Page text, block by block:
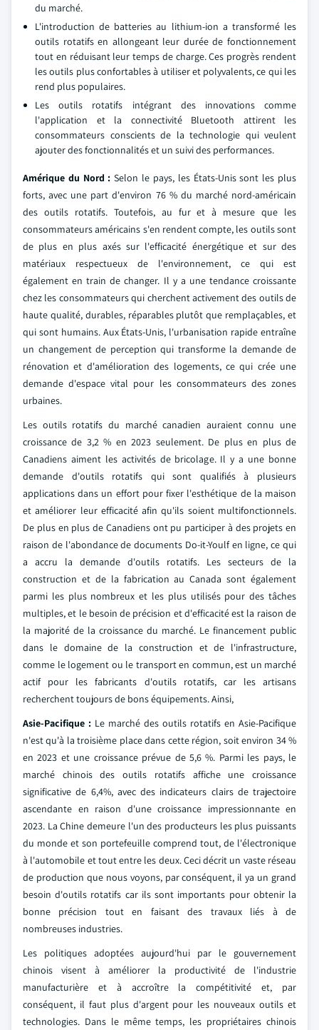
du marché.
L'introduction de batteries au lithium-ion a transformé les
outils rotatifs en allongeant leur durée de fonctionnement
tout en réduisant leur temps de charge. Ces progrès rendent
les outils plus confortables à utiliser et polyvalents, ce qui les
rend plus populaires.
Les outils rotatifs intégrant des innovations comme
l'application et la connectivité Bluetooth attirent les
consommateurs conscients de la technologie qui veulent
ajouter des fonctionnalités et un suivi des performances.
Amérique du Nord : Selon le pays, les États-Unis sont les plus
forts, avec une part d'environ 76 % du marché nord-américain
des outils rotatifs. Toutefois, au fur et à mesure que les
consommateurs américains s'en rendent compte, les outils sont
de plus en plus axés sur l'efficacité énergétique et sur des
matériaux respectueux de l'environnement, ce qui est
également en train de changer. Il y a une tendance croissante
chez les consommateurs qui cherchent activement des outils de
haute qualité, durables, réparables plutôt que remplaçables, et
qui sont humains. Aux États-Unis, l'urbanisation rapide entraîne
un changement de perception qui transforme la demande de
rénovation et d'amélioration des logements, ce qui crée une
demande d'espace vital pour les consommateurs des zones
urbaines.
Les outils rotatifs du marché canadien auraient connu une
croissance de 3,2 % en 2023 seulement. De plus en plus de
Canadiens aiment les activités de bricolage. Il y a une bonne
demande d'outils rotatifs qui sont qualifiés à plusieurs
applications dans un effort pour fixer l'esthétique de la maison
et améliorer leur efficacité afin qu'ils soient multifonctionnels.
De plus en plus de Canadiens ont pu participer à des projets en
raison de l'abondance de documents Do-it-Youlf en ligne, ce qui
a accru la demande d'outils rotatifs. Les secteurs de la
construction et de la fabrication au Canada sont également
parmi les plus nombreux et les plus utilisés pour des tâches
multiples, et le besoin de précision et d'efficacité est la raison de
la majorité de la croissance du marché. Le financement public
dans le domaine de la construction et de l'infrastructure,
comme le logement ou le transport en commun, est un marché
actif pour les fabricants d'outils rotatifs, car les artisans
recherchent toujours de bons équipements. Ainsi,
Asie-Pacifique : Le marché des outils rotatifs en Asie-Pacifique
n'est qu'à la troisième place dans cette région, soit environ 34 %
en 2023 et une croissance prévue de 5,6 %. Parmi les pays, le
marché chinois des outils rotatifs affiche une croissance
significative de 6,4%, avec des indicateurs clairs de trajectoire
ascendante en raison d'une croissance impressionnante en
2023. La Chine demeure l'un des producteurs les plus puissants
du monde et son portefeuille comprend tout, de l'électronique
à l'automobile et tout entre les deux. Ceci décrit un vaste réseau
de production que nous voyons, par conséquent, il ya un grand
besoin d'outils rotatifs car ils sont importants pour obtenir la
bonne précision tout en faisant des travaux liés à de
nombreuses industries.
Les politiques adoptées aujourd'hui par le gouvernement
chinois visent à améliorer la productivité de l'industrie
manufacturière et à accroître la compétitivité et, par
conséquent, il faut plus d'argent pour les nouveaux outils et
technologies. Dans le même temps, les propriétaires chinois